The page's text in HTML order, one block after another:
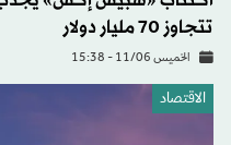
تتجاوز 70 مليار دولار
الخميس 11/06 - 15:38
الاقتصاد